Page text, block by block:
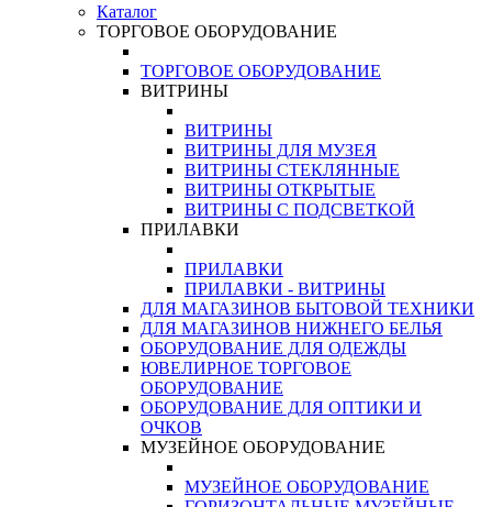
Каталог
ТОРГОВОЕ ОБОРУДОВАНИЕ
ТОРГОВОЕ ОБОРУДОВАНИЕ
ВИТРИНЫ
ВИТРИНЫ
ВИТРИНЫ ДЛЯ МУЗЕЯ
ВИТРИНЫ СТЕКЛЯННЫЕ
ВИТРИНЫ ОТКРЫТЫЕ
ВИТРИНЫ С ПОДСВЕТКОЙ
ПРИЛАВКИ
ПРИЛАВКИ
ПРИЛАВКИ - ВИТРИНЫ
ДЛЯ МАГАЗИНОВ БЫТОВОЙ ТЕХНИКИ
ДЛЯ МАГАЗИНОВ НИЖНЕГО БЕЛЬЯ
ОБОРУДОВАНИЕ ДЛЯ ОДЕЖДЫ
ЮВЕЛИРНОЕ ТОРГОВОЕ
ОБОРУДОВАНИЕ
ОБОРУДОВАНИЕ ДЛЯ ОПТИКИ И
ОЧКОВ
МУЗЕЙНОЕ ОБОРУДОВАНИЕ
МУЗЕЙНОЕ ОБОРУДОВАНИЕ